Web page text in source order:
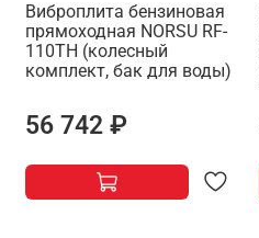
Виброплита бензиновая
прямоходная NORSU RF-
110TH (колесный
комплект, бак для воды)
56 742 ₽